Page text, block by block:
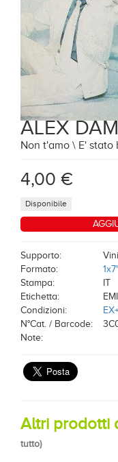
ALEX
Non t'amo \ E' stato
4,00 €
Disponibile
Supporto:
Formato:
1x7"
Stampa:
IT
Etichetta:
EMI
Condizioni:
N°Cat. / Barcode:
Note:
Altri prodotti
tutto)